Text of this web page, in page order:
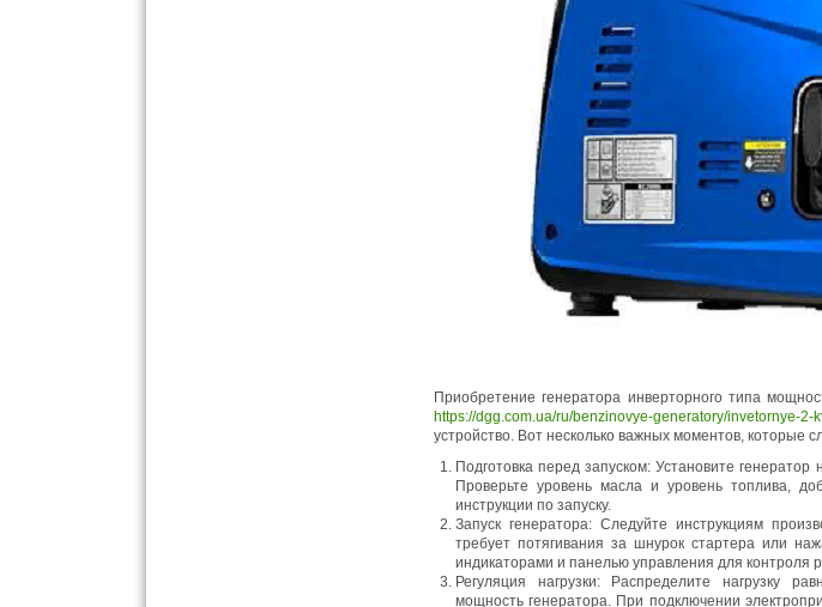
Приобретение генератора инверторного типа
https://dgg.com.ua/ru/benzinovye-generatory/invetornye-2-
устройство. Вот несколько важных моментов, которые
Подготовка перед запуском: Установите
Проверьте уровень масла и уровень топлива,
инструкции по запуску.
Запуск генератора: Следуйте инструкциям
требует потягивания за шнурок стартера или
индикаторами и панелью управления для контроля
Регуляция нагрузки: Распределите нагрузку
мощность генератора. При подключении